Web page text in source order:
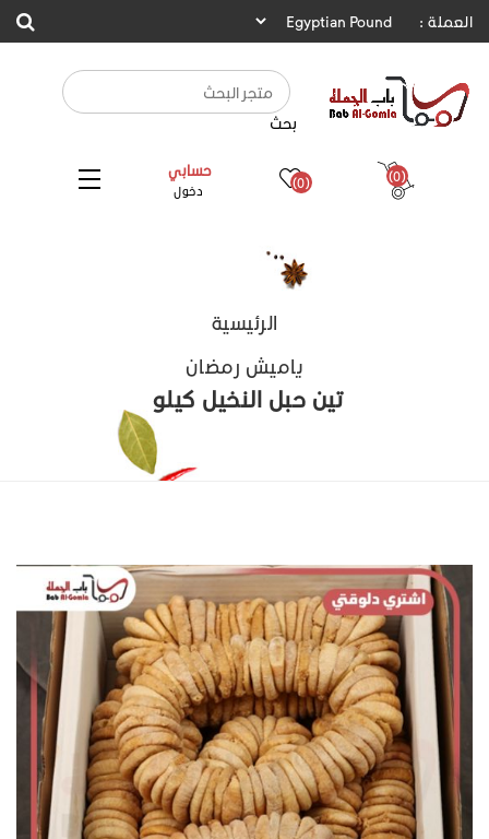
العملة :
بحث
حسابي
دخول (0) (0)
الرئيسية
ياميش رمضان
تين حبل النخيل كيلو